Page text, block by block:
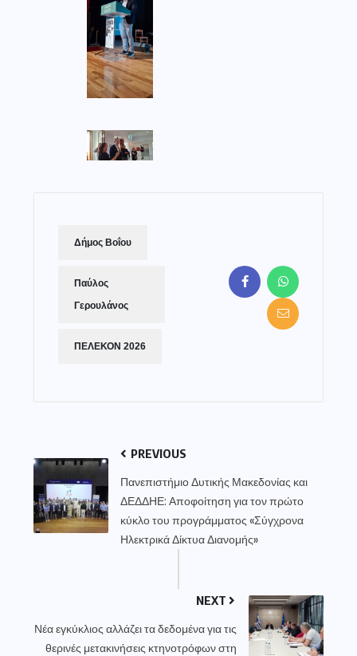
Δήμος Βοΐου
Παύλος
Γερουλάνος
ΠΕΛΕΚΟΝ 2026
PREVIOUS
Πανεπιστήμιο Δυτικής Μακεδονίας και
ΔΕΔΔΗΕ: Αποφοίτηση για τον πρώτο
κύκλο του προγράμματος «Σύγχρονα
Ηλεκτρικά Δίκτυα Διανομής»
NEXT
Νέα εγκύκλιος αλλάζει τα δεδομένα για τις
θερινές μετακινήσεις κτηνοτρόφων στη